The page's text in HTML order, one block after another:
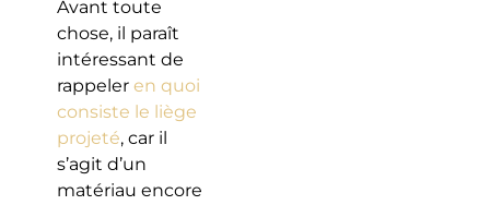
Avant toute
chose, il paraît
intéressant de
rappeler en quoi
consiste le liège
projeté, car il
s’agit d’un
matériau encore